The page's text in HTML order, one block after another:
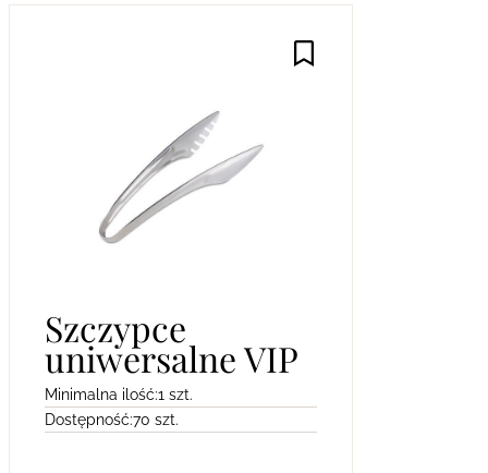
Szczypce
uniwersalne VIP
Minimalna ilość:1 szt.
Dostępność:70 szt.